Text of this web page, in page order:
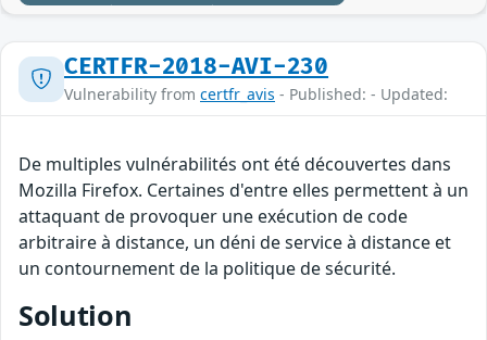
CERTFR-2018-AVI-230
Vulnerability from certfr_avis - Published: - Updated:
De multiples vulnérabilités ont été découvertes dans
Mozilla Firefox. Certaines d'entre elles permettent à un
attaquant de provoquer une exécution de code
arbitraire à distance, un déni de service à distance et
un contournement de la politique de sécurité.
Solution